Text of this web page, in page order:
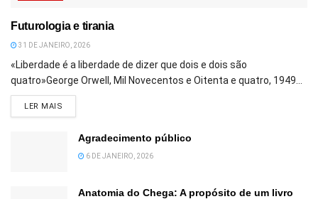
Futurologia e tirania
31 DE JANEIRO, 2026
«Liberdade é a liberdade de dizer que dois e dois são
quatro»George Orwell, Mil Novecentos e Oitenta e quatro, 1949...
LER MAIS
Agradecimento público
6 DE JANEIRO, 2026
Anatomia do Chega: A propósito de um livro